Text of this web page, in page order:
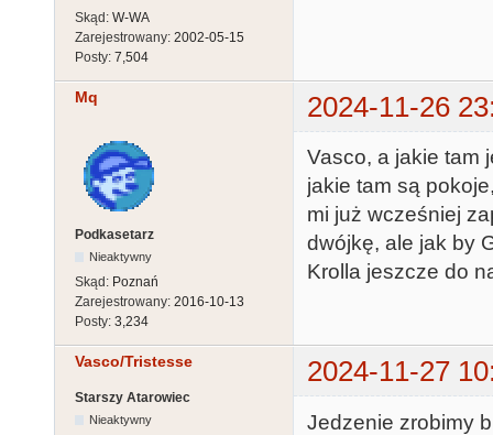
Skąd: W-WA
Zarejestrowany: 2002-05-15
Posty: 7,504
Mq 2024-11-26
Podkasetarz
Nieaktywny
Skąd: Poznań
Zarejestrowany: 2016-10-13
Posty: 3,234
Vasco, a jakie tam
jakie tam są
mi już wcześniej
dwójkę, ale jak by
Krolla jeszcze do
Vasco/Tristesse 2024-11-27
Starszy Atarowiec
Nieaktywny
Jedzenie zrobimy